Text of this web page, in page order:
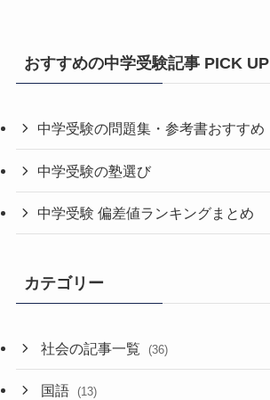
おすすめの中学受験記事 PICK UP
中学受験の問題集・参考書おすすめ
中学受験の塾選び
中学受験 偏差値ランキングまとめ
カテゴリー
社会の記事一覧 (36)
国語 (13)